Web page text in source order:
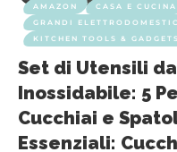
AMAZON CASA E CUCINA
GRANDI
KITCHEN TOOLS & GADGETS
Set di Utensili
Inossidabile: 5
Cucchiai e
Essenziali: